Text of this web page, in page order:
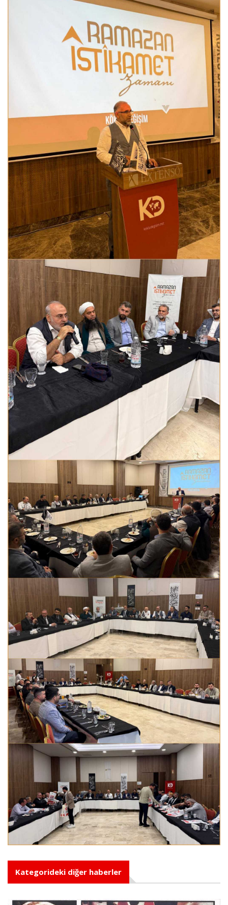
Kategorideki diğer haberler